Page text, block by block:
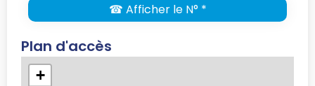
☎ Afficher le N° *
Plan d'accès
+